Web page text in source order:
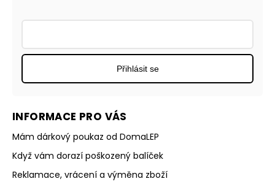
INFORMACE PRO VÁS
Mám dárkový poukaz od DomaLEP
Když vám dorazí poškozený balíček
Reklamace, vrácení a výměna zboží
Přihlásit se